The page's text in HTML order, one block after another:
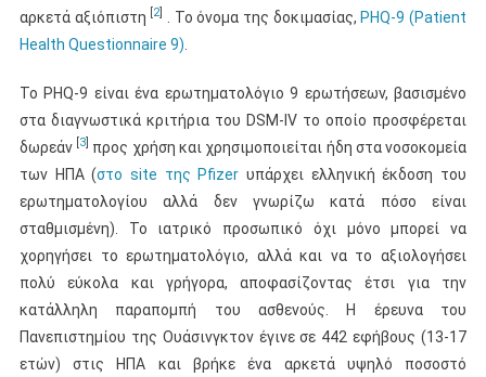
αρκετά αξιόπιστη
2] . Το όνομα της δοκιμασίας, PHQ-9 (Patient
Health Questionnaire 9)
Το PHQ-9 είναι ένα ερωτηματολόγιο 9 ερωτήσεων, βασισμένο
στα διαγνωστικά κριτήρια του DSM-IV το οποίο προσφέρεται
δωρεάν 3 προς χρήση και χρησιμοποιείται ήδη στα νοσοκομεία
των ΗΠΑ (στο site της Pfizer υπάρχει ελληνική έκδοση του
ερωτηματολογίου αλλά δεν γνωρίζω κατά πόσο είναι
σταθμισμένη). Το ιατρικό προσωπικό όχι μόνο μπορεί να
χορηγήσει το ερωτηματολόγιο, αλλά και να το αξιολογήσει
πολύ εύκολα και γρήγορα, αποφασίζοντας έτσι για την
κατάλληλη παραπομπή του ασθενούς. Η έρευνα του
Πανεπιστημίου της Ουάσινγκτον έγινε σε 442 εφήβους (13-17
ετών) στις ΗΠΑ και βρήκε ένα αρκετά υψηλό ποσοστό